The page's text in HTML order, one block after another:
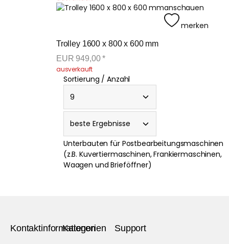
anschauen
merken
Trolley 1600 x 800 x 600 mm
EUR 949,00 *
ausverkauft
Sortierung / Anzahl
Unterbauten für Postbearbeitungsmaschinen
(z.B. Kuvertiermaschinen, Frankiermaschinen,
Waagen und Brieföffner)
Kontaktinformationen
Kategorien Support